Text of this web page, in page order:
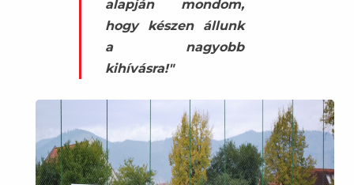
alapján mondom,
hogy készen állunk
a nagyobb
kihívásra!"